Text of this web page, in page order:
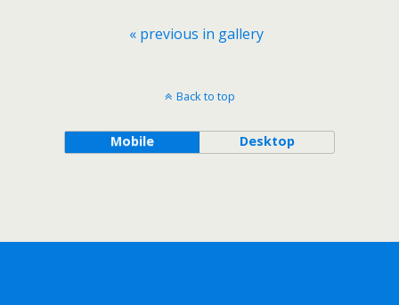
« previous in gallery
Back to top
Mobile Desktop